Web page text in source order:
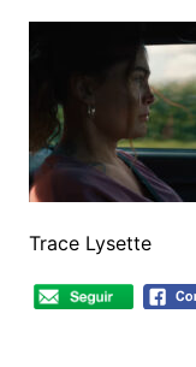
Trace Lysette
Navegación